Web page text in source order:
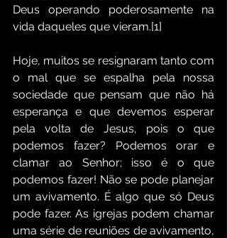
Deus operando poderosamente na
vida daqueles que vieram.[1]
Hoje, muitos se resignaram tanto com
o mal que se espalha pela nossa
sociedade que pensam que não há
esperança e que devemos esperar
pela volta de Jesus, pois o que
podemos fazer? Podemos orar e
clamar ao Senhor; isso é o que
podemos fazer! Não se pode planejar
um avivamento. É algo que só Deus
pode fazer. As igrejas podem chamar
uma série de reuniões de avivamento,